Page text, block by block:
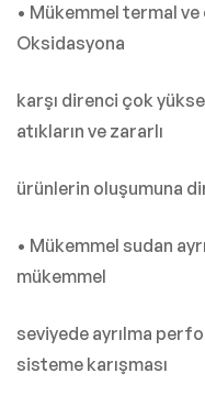
• Mükemmel termal ve
Oksidasyona
karşı direnci çok
atıkların ve zararlı
ürünlerin oluşumuna
• Mükemmel sudan
mükemmel
seviyede ayrılma
sisteme karışması